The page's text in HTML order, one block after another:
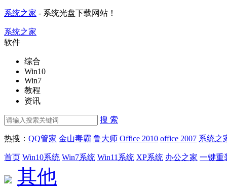
系统之家 - 系统光盘下载网站！
系统之家
软件
综合
Win10
Win7
教程
资讯
搜 索
热搜： QQ管家 金山毒霸 鲁大师 Office 2010 office 2007 系统之
首页 Win10系统 Win7系统 Win11系统 XP系统 办公之家 一键重
其他